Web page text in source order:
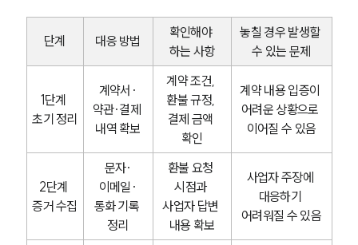
단계 대응 방법
확인해야
하는 사항
놓칠 경우 발생할
수 있는 문제
1단계
초기 정리
계약서·
약관·결제
내역 확보
계약 조건,
환불 규정,
결제 금액
확인
계약 내용 입증이
어려운 상황으로
이어질 수 있음
2단계
증거 수집
문자·
이메일·
통화 기록
정리
환불 요청
시점과
사업자 답변
내용 확보
사업자 주장에
대응하기
어려워질 수 있음